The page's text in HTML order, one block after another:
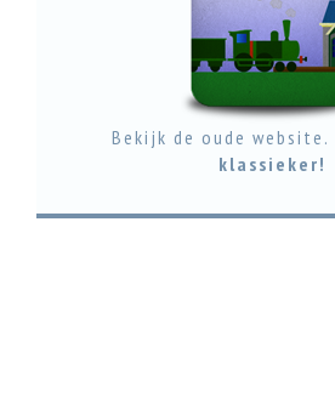
Bekijk de oude website.
klassieker!